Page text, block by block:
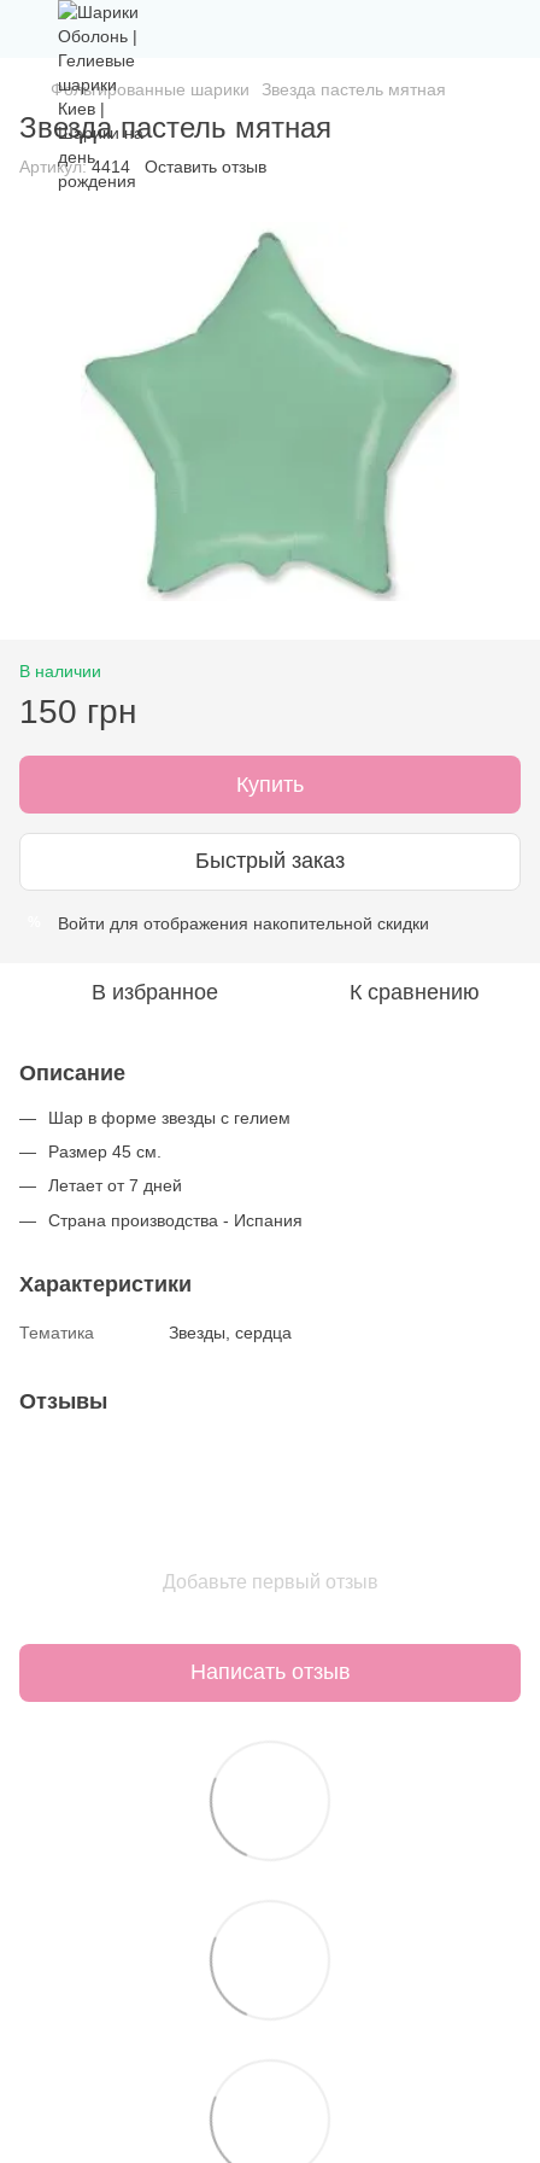
Фольгированные шарики Звезда пастель мятная
Звезда пастель мятная
Артикул:4414 Оставить отзыв
В наличии
150 грн
Купить
Быстрый заказ
Войти для отображения накопительной скидки
В избранное К сравнению
Описание
Шар в форме звезды с гелием
Размер 45 см.
Летает от 7 дней
Страна производства - Испания
Характеристики
Тематика Звезды, сердца
Отзывы
Добавьте первый отзыв
Написать отзыв